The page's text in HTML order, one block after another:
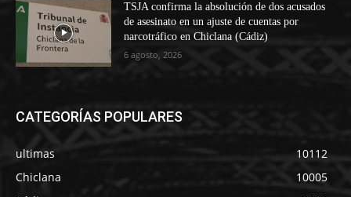
TSJA confirma la absolución de dos acusados
de asesinato en un ajuste de cuentas por
narcotráfico en Chiclana (Cádiz)
6 agosto, 2026
CATEGORÍAS POPULARES
ultimas
10112
Chiclana
10005